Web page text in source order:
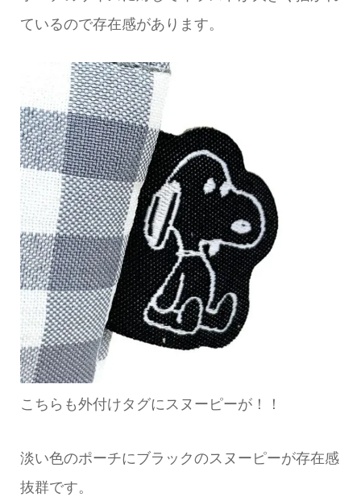
ているので存在感があります。
こちらも外付けタグにスヌーピーが！！
淡い色のポーチにブラックのスヌーピーが存在感
抜群です。